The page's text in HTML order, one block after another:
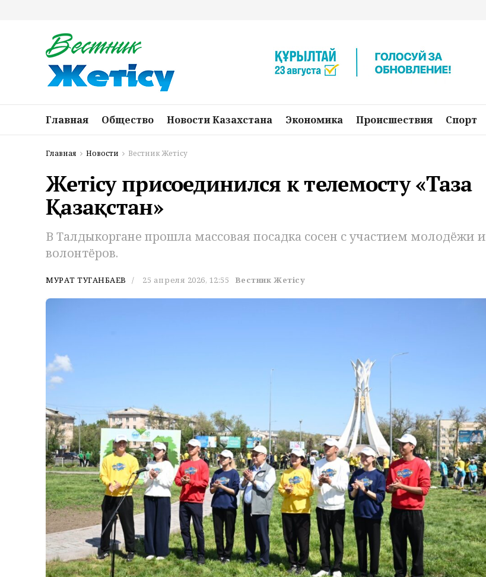
Главная Общество Новости Казахстана Экономика Происшествия Спорт
Главная Новости Вестник Жетісу
Жетісу присоединился к телемосту «Таза
Қазақстан»
В Талдыкоргане прошла массовая посадка сосен с участием молодёжи и
волонтёров.
МУРАТ ТУГАНБАЕВ 25 апреля 2026, 12:55 Вестник Жетісу